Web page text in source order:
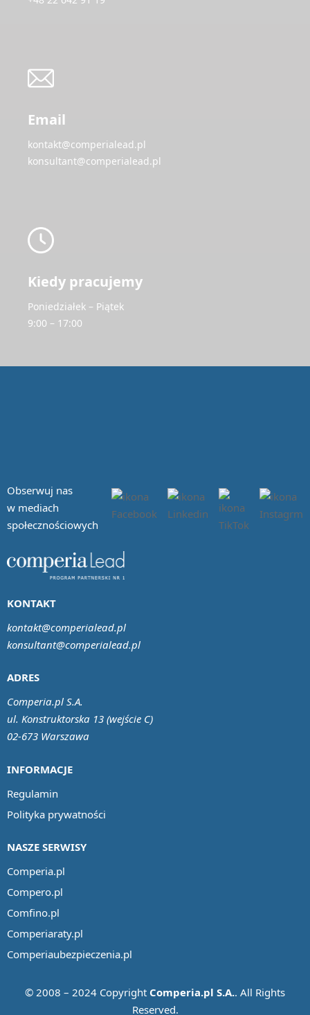
Email
kontakt@comperialead.pl
konsultant@comperialead.pl
Kiedy pracujemy
Poniedziałek – Piątek
9:00 – 17:00
Obserwuj nas
w mediach
społecznościowych
INFORMACJE
Regulamin
Polityka prywatności
NASZE SERWISY
Comperia.pl
Compero.pl
Comfino.pl
Comperiaraty.pl
Comperiaubezpieczenia.pl
ADRES
Comperia.pl S.A.
ul. Konstruktorska 13 (wejście C)
02-673 Warszawa
KONTAKT
kontakt@comperialead.pl
konsultant@comperialead.pl
© 2008 – 2024 Copyright Comperia.pl S.A.. All Rights
Reserved.